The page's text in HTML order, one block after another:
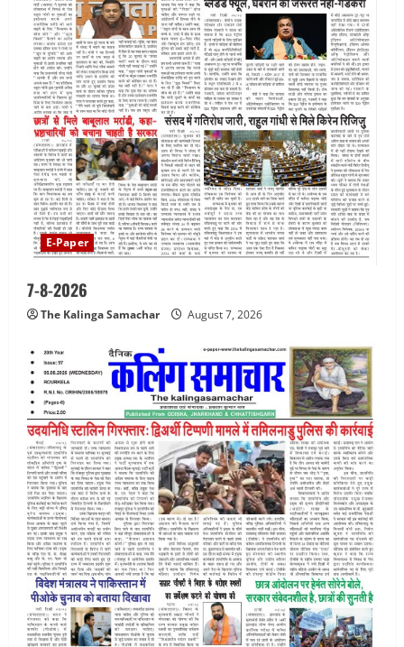
E-Paper
7-8-2026
The Kalinga Samachar August 7, 2026